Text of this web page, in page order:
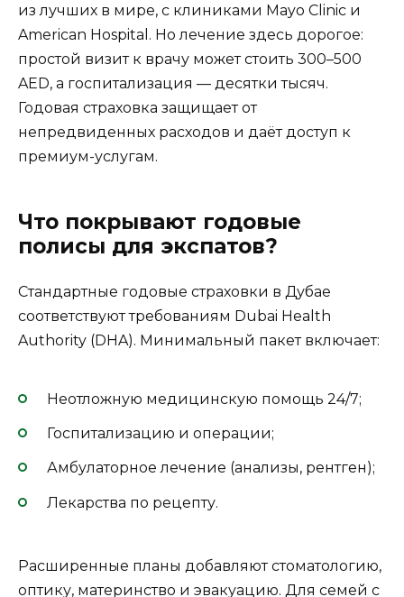
из лучших в мире, с клиниками Mayo Clinic и
American Hospital. Но лечение здесь дорогое:
простой визит к врачу может стоить 300–500
AED, а госпитализация — десятки тысяч.
Годовая страховка защищает от
непредвиденных расходов и даёт доступ к
премиум-услугам.
Что покрывают годовые
полисы для экспатов?
Стандартные годовые страховки в Дубае
соответствуют требованиям Dubai Health
Authority (DHA). Минимальный пакет включает:
Неотложную медицинскую помощь 24/7;
Госпитализацию и операции;
Амбулаторное лечение (анализы, рентген);
Лекарства по рецепту.
Расширенные планы добавляют стоматологию,
оптику, материнство и эвакуацию. Для семей с